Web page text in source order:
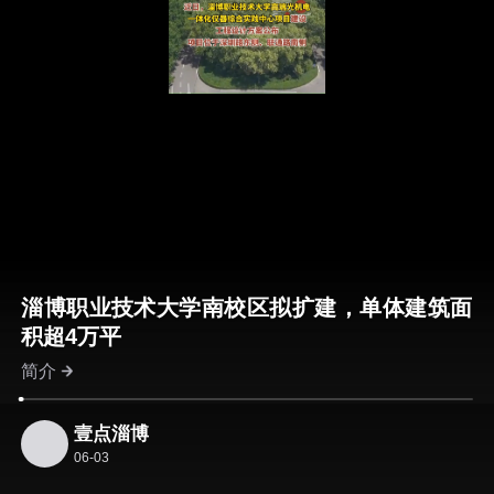
淄博职业技术大学南校区拟扩建，单体建筑面
积超4万平
简介
壹点淄博
06-03